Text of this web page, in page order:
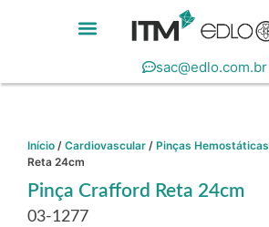
sac@edlo.com.br
Início / Cardiovascular / Pinças Hemostáticas
Reta 24cm
Pinça Crafford Reta 24cm
03-1277